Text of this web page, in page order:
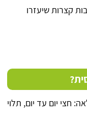
קצרות שיעזרו
חצי יום עד יום, תלוי